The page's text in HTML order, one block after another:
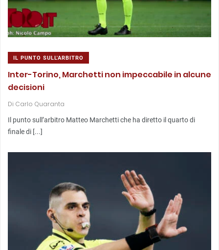
IL PUNTO SULL'ARBITRO
Inter-Torino, Marchetti non impeccabile in alcune
decisioni
Di Carlo Quaranta
Il punto sull’arbitro Matteo Marchetti che ha diretto il quarto di
finale di [...]